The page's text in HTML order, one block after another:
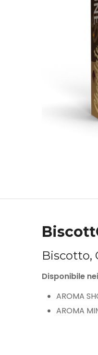
Biscotto,
Disponibile
AROMA
AROMA